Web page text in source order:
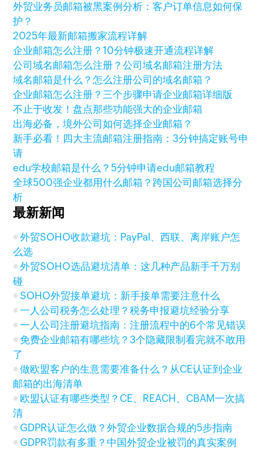
外贸业务员邮箱被黑案例分析：客户订单信息如何保
护？
2025年最新邮箱搬家流程详解
企业邮箱怎么注册？10分钟极速开通流程详解
公司域名邮箱怎么注册？公司域名邮箱注册方法
域名邮箱是什么？怎么注册公司的域名邮箱？
企业邮箱怎么注册？三个步骤申请企业邮箱详细版
不止于收发！盘点那些功能强大的企业邮箱
出海必备，境外公司如何选择企业邮箱？
新手必看！四大主流邮箱注册指南：3分钟搞定账号申
请
edu学校邮箱是什么？5分钟申请edu邮箱教程
全球500强企业都用什么邮箱？跨国公司邮箱选择分
析
最新新闻
外贸SOHO收款避坑：PayPal、西联、离岸账户怎
么选
外贸SOHO选品避坑清单：这几种产品新手千万别
碰
SOHO外贸接单避坑：新手接单需要注意什么
一人公司税务怎么处理？税务申报避坑经验分享
一人公司注册避坑指南：注册流程中的6个常见错误
免费企业邮箱有哪些坑？3个隐藏限制看完就不敢用
了
做欧盟客户的生意需要准备什么？从CE认证到企业
邮箱的出海清单
欧盟认证有哪些类型？CE、REACH、CBAM一次搞
清
GDPR认证怎么做？外贸企业数据合规的5步指南
GDPR罚款有多重？中国外贸企业被罚的真实案例